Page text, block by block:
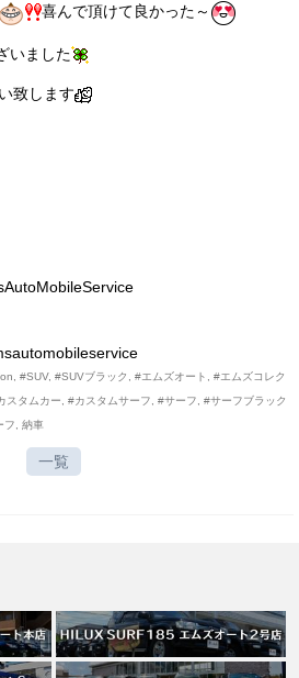
喜んで頂けて良かった～
いました
致します
#SUV, #SUVブラック #エムズオート
#エムズコレク
スタムカー #カスタムサーフ #サーフ
#サーフブラック
フ 納車
一覧